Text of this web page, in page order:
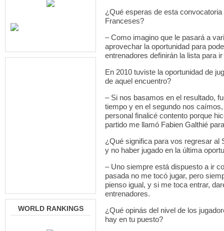
WORLD RANKINGS
¿Qué esperas de esta
Franceses?
– Como imagino que le pasará a
aprovechar la oportunidad para
entrenadores definirán la lista para
En 2010 tuviste la oportunidad de
de aquel encuentro?
– Si nos basamos en el resultado,
tiempo y en el segundo nos
personal finalicé contento porque
partido me llamó Fabien Galthié
¿Qué significa para vos regresar al
y no haber jugado en la última
– Uno siempre está dispuesto a ir
pasada no me tocó jugar, pero
pienso igual, y si me toca entrar,
entrenadores.
¿Qué opinás del nivel de los
hay en tu puesto?